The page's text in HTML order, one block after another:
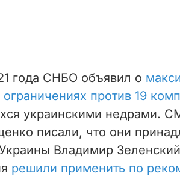
года СНБО объявил о
против 19
украинскими недрами.
писали, что они
Владимир Зеленский
решили применить по